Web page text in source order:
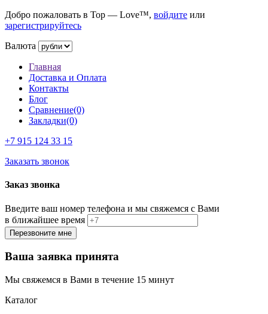
Добро пожаловать в Top — Love™, войдите или
зарегистрируйтесь
Валюта
Главная
Доставка и Оплата
Контакты
Блог
Сравнение(0)
Закладки(0)
+7 915 124 33 15
Заказать звонок
Заказ звонка
Введите ваш номер телефона и мы свяжемся с Вами
в ближайшее время
Ваша заявка принята
Мы свяжемся в Вами в течение 15 минут
Каталог